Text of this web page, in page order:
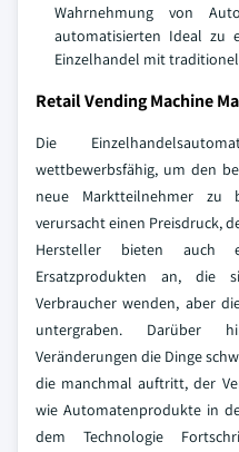
Wahrnehmung von
automatisierten Ideal zu
Einzelhandel mit
Retail Vending Machine
Die
wettbewerbsfähig, um den
neue Marktteilnehmer zu
verursacht einen Preisdruck,
Hersteller bieten auch
Ersatzprodukten an, die
Verbraucher wenden, aber
untergraben. Darüber
Veränderungen die Dinge
die manchmal auftritt, der
wie Automatenprodukte in
dem Technologie